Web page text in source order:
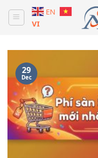
EN
VI
29
Dec